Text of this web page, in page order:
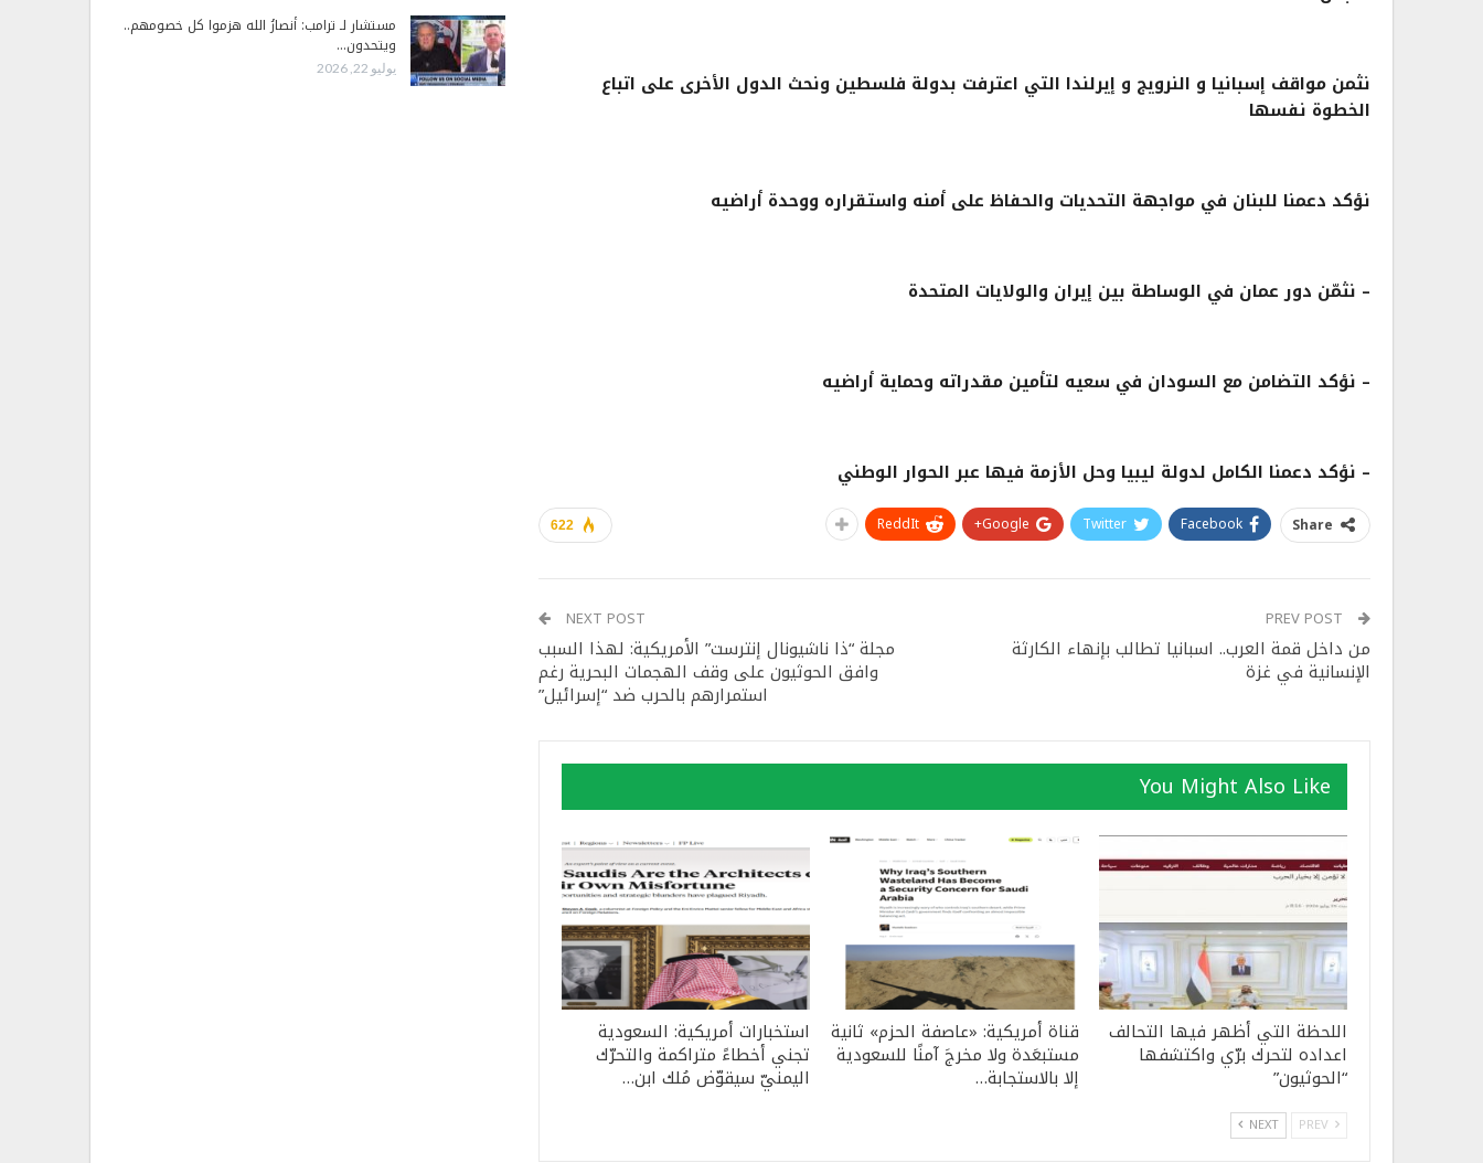
نثمن مواقف إسبانيا و النرويج و إيرلندا التي اعترفت بدولة فلسطين ونحث الدول الأخرى على اتباع
الخطوة نفسها
نؤكد دعمنا للبنان في مواجهة التحديات والحفاظ على أمنه واستقراره ووحدة أراضيه
– نثمّن دور عمان في الوساطة بين إيران والولايات المتحدة
– نؤكد التضامن مع السودان في سعيه لتأمين مقدراته وحماية أراضيه
– نؤكد دعمنا الكامل لدولة ليبيا وحل الأزمة فيها عبر الحوار الوطني
622 Share
Facebook
Twitter
Google+
ReddIt
من داخل قمة العرب.. اسبانيا تطالب بإنهاء الكارثة
الإنسانية في غزة
NEXT POST
مجلة “ذا ناشيونال إنترست” الأمريكية: لهذا السبب
وافق الحوثيون على وقف الهجمات البحرية رغم
استمرارهم بالحرب ضد “إسرائيل”
You Might Also Like
اللحظة التي أظهر فيها التحالف
اعداده لتحرك برّي واكتشفها
“الحوثيون”
قناة أمريكية: «عاصفة الحزم» ثانية
مستبعَدة ولا مخرجَ آمنًا للسعودية
إلا بالاستجابة…
استخبارات أمريكية: السعودية
تجني أخطاءً متراكمة والتحرّك
اليمنيّ سيقوّض مُلك ابن…
NEXT
مستشار لـ ترامب: أنصارُ الله هزموا كل خصومهم..
ويتحدون…
يوليو 22, 2026